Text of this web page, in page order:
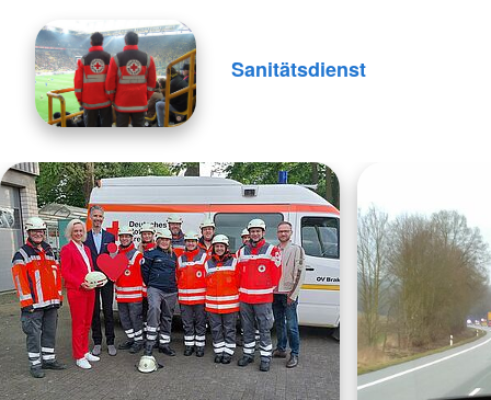
Sanitätsdienst